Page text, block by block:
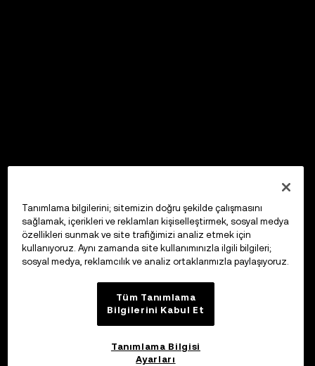
Tanımlama bilgilerini; sitemizin doğru şekilde çalışmasını
sağlamak, içerikleri ve reklamları kişiselleştirmek, sosyal medya
özellikleri sunmak ve site trafiğimizi analiz etmek için
kullanıyoruz. Aynı zamanda site kullanımınızla ilgili bilgileri;
sosyal medya, reklamcılık ve analiz ortaklarımızla paylaşıyoruz.
Tüm Tanımlama
Bilgilerini Kabul Et
Tanımlama Bilgisi
Ayarları